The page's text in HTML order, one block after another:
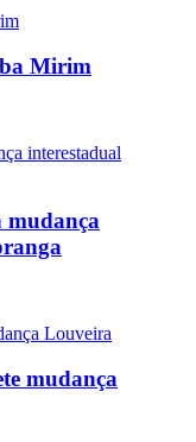
Mirim
mudança
mudança